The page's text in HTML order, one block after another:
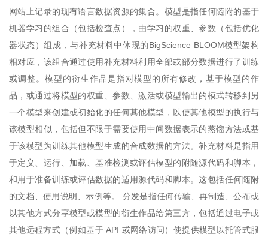
网站上记录的现有语言数据资源的集合。模型是指任何随附的基于
机器学习的组合（包括检查点），由学习的权重、参数（包括优化
器状态）组成，与补充材料中体现的BigScience BLOOM模型架构
相对应，该组合通过使用补充材料利用全部或部分数据进行了训练
或调整。模型的衍生作品是指对模型的所有修改，基于模型的作
品，或通过将模型的权重、参数、激活或模型输出的模式转移到另
一个模型来创建或初始化的任何其他模型，以使其他模型的执行与
该模型相似，包括但不限于需要使用中间数据表示的蒸馏方法或基
于该模型为训练其他模型生成的合成数据的方法。补充材料是指用
于定义、运行、加载、基准检测或评估模型的附随源代码和脚本，
和用于准备训练或评估数据的适用源代码和脚本。这包括任何随附
的文档、使用说明、示例等。 分发是指任何传输、再制造、公布或
以其他方式分享模型或模型的衍生作品给第三方，包括通过电子或
其他远程方式（例如基于 API 或网络访问）使提供模型以托管式服